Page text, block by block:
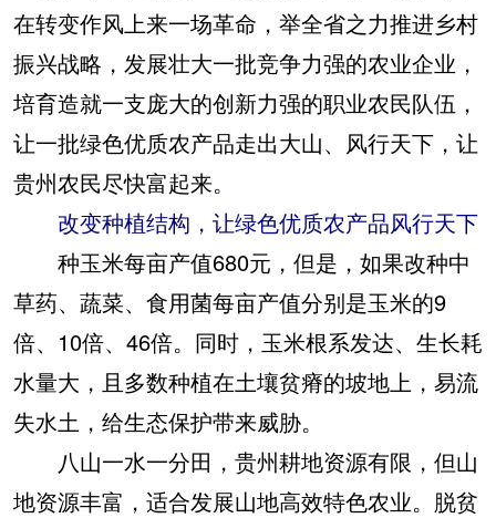
在转变作风上来一场革命，举全省之力推进乡村
振兴战略，发展壮大一批竞争力强的农业企业，
培育造就一支庞大的创新力强的职业农民队伍，
让一批绿色优质农产品走出大山、风行天下，让
贵州农民尽快富起来。
改变种植结构，让绿色优质农产品风行天下
种玉米每亩产值680元，但是，如果改种中
草药、蔬菜、食用菌每亩产值分别是玉米的9
倍、10倍、46倍。同时，玉米根系发达、生长耗
水量大，且多数种植在土壤贫瘠的坡地上，易流
失水土，给生态保护带来威胁。
八山一水一分田，贵州耕地资源有限，但山
地资源丰富，适合发展山地高效特色农业。脱贫